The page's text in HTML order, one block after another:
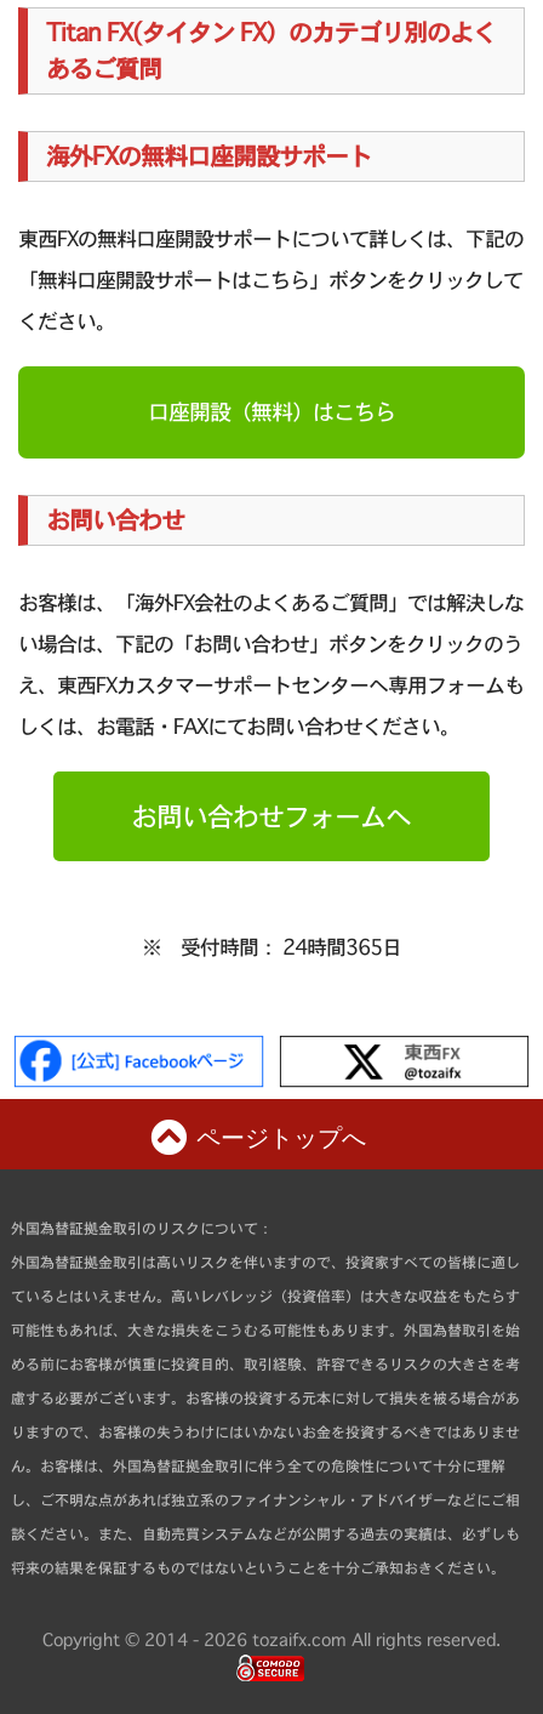
Titan FX(タイタン FX）のカテゴリ別のよく
あるご質問
海外FXの無料口座開設サポート
東西FXの無料口座開設サポートについて詳しくは、下記の
「無料口座開設サポートはこちら」ボタンをクリックして
ください。
口座開設（無料）はこちら
お問い合わせ
お客様は、「海外FX会社のよくあるご質問」では解決しな
い場合は、下記の「お問い合わせ」ボタンをクリックのう
え、東西FXカスタマーサポートセンターへ専用フォームも
しくは、お電話・FAXにてお問い合わせください。
お問い合わせフォームへ
※ 受付時間： 24時間365日
ページトップへ
外国為替証拠金取引のリスクについて：
外国為替証拠金取引は高いリスクを伴いますので、投資家すべての皆様に適し
ているとはいえません。高いレバレッジ（投資倍率）は大きな収益をもたらす
可能性もあれば、大きな損失をこうむる可能性もあります。外国為替取引を始
める前にお客様が慎重に投資目的、取引経験、許容できるリスクの大きさを考
慮する必要がございます。お客様の投資する元本に対して損失を被る場合があ
りますので、お客様の失うわけにはいかないお金を投資するべきではありませ
ん。お客様は、外国為替証拠金取引に伴う全ての危険性について十分に理解
し、ご不明な点があれば独立系のファイナンシャル・アドバイザーなどにご相
談ください。また、自動売買システムなどが公開する過去の実績は、必ずしも
将来の結果を保証するものではないということを十分ご承知おきください。
Copyright © 2014 - 2026 tozaifx.com All rights reserved.